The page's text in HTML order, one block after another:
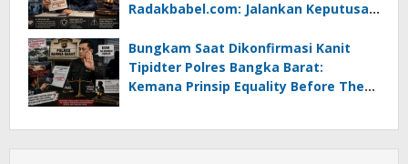
Radakbabel.com: Jalankan Keputusan
Bungkam Saat Dikonfirmasi Kanit
Tipidter Polres Bangka Barat:
Kemana Prinsip Equality Before The